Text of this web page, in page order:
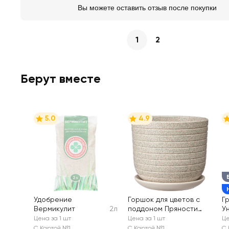
Вы можете оставить отзыв после покупки
1 2
Берут вместе
5.0
Удобрение
Вермикулит
2л
Цена за 1 шт
4.9
Горшок для цветов с
поддоном Пряности
1,6л d=15см, белый бук
№2, Арт. КС-Бук2-284-
Цена за 1 шт